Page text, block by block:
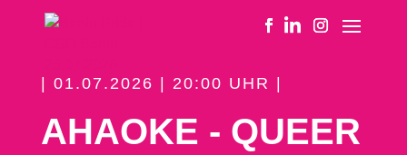
| 01.07.2026 | 20:00 UHR |
AHAOKE - QUEER